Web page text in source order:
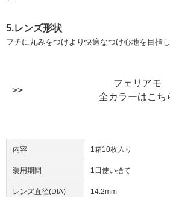
5.レンズ形状
フチに丸みをつけより快適なつけ心地を目指し
フェリアモ
全カラーはこち
内容 1箱10枚入り
装用期間 1日使い捨て
レンズ直径(DIA) 14.2mm